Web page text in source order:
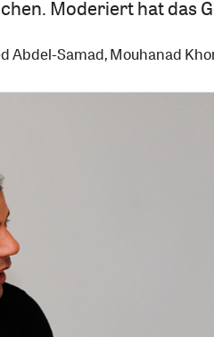
Moderiert hat das
Abdel-Samad,Mouhanad